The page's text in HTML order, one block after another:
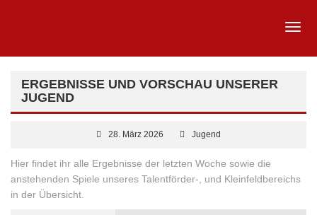
ERGEBNISSE UND VORSCHAU UNSERER
JUGEND
28. März 2026 Jugend
Hier findet ihr alle Ergebnisse der letzten Woche sowie die
anstehenden Spiele unseres Talentförder-, und Kleinfeldbereichs
in der Übersicht.